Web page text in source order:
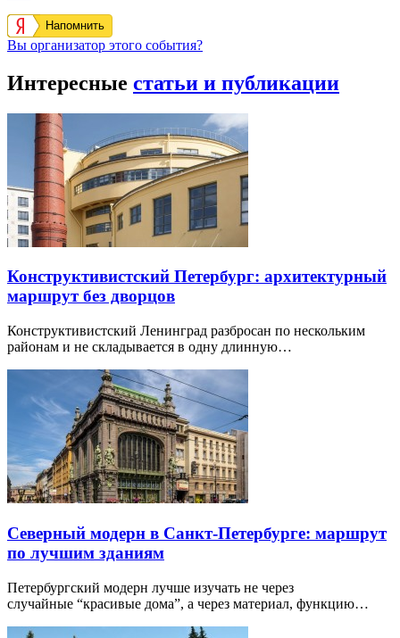
Напомнить
Вы организатор этого события?
Интересные статьи и публикации
Конструктивистский Петербург: архитектурный
маршрут без дворцов
Конструктивистский Ленинград разбросан по нескольким
районам и не складывается в одну длинную…
Северный модерн в Санкт-Петербурге: маршрут
по лучшим зданиям
Петербургский модерн лучше изучать не через
случайные “красивые дома”, а через материал, функцию…